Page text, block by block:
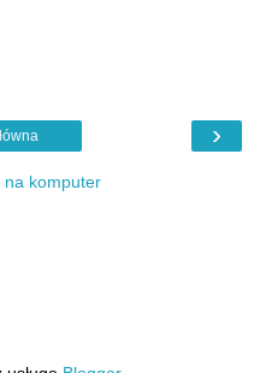
›
na komputer